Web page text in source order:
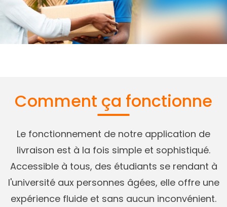
Comment ça fonctionne
Le fonctionnement de notre application de
livraison est à la fois simple et sophistiqué.
Accessible à tous, des étudiants se rendant à
l'université aux personnes âgées, elle offre une
expérience fluide et sans aucun inconvénient.